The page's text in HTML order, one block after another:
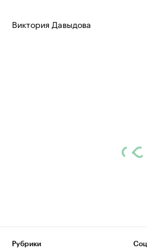
Виктория Давыдова
Рубрики